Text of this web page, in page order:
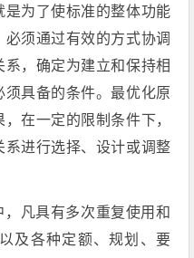
为了使标准的整体功能
须通过有效的方式协调
，确定为建立和保持相
具备的条件。最优化原
在一定的限制条件下，
进行选择、设计或调整
凡具有多次重复使用和
及各种定额、规划、要